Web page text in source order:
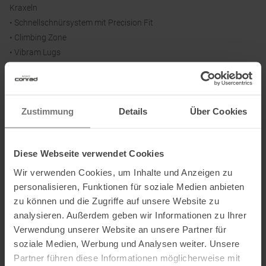
Zustimmung Details Über Cookies
Diese Webseite verwendet Cookies
Wir verwenden Cookies, um Inhalte und Anzeigen zu
personalisieren, Funktionen für soziale Medien anbieten
zu können und die Zugriffe auf unsere Website zu
analysieren. Außerdem geben wir Informationen zu Ihrer
Verwendung unserer Website an unsere Partner für
soziale Medien, Werbung und Analysen weiter. Unsere
Partner führen diese Informationen möglicherweise mit
Kraxeln
• Schnellschnürsystem mit Precision Fit
• Climbing Zone
• Vibram Lugs
• Heel Preloader
Obermaterial: Textil, Synthetik mit TPU-Zehenkappe
Fußbett: Ortholite Einlegesohle
Zwischensohle: EVA
Außensohle: Vibram Megagrip mit Climbing Zone